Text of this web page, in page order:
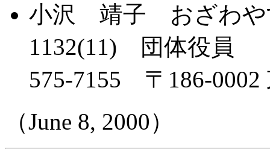
小沢 靖子 おざ
1132(11) 団体役員
575-7155 〒186-0002
（June 8, 2000）